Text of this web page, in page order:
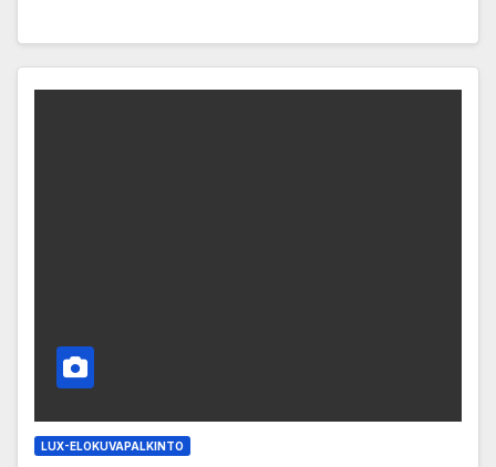
LUX-ELOKUVAPALKINTO